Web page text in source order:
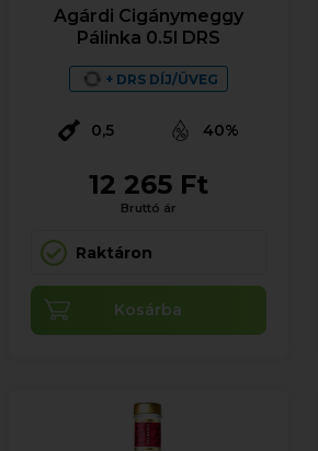
Agárdi Cigánymeggy
Pálinka 0.5l DRS
+ DRS DÍJ/ÜVEG
0,5 40%
12 265 Ft
Bruttó ár
Raktáron
Kosárba